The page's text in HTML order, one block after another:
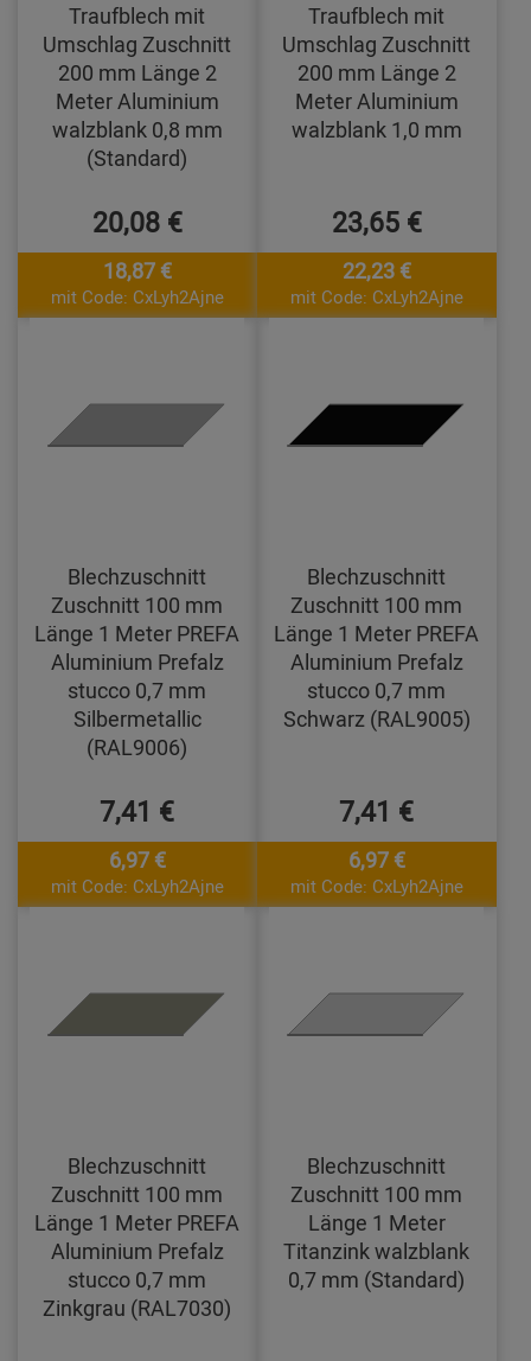
Traufblech mit
Umschlag Zuschnitt
200 mm Länge 2
Meter Aluminium
walzblank 0,8 mm
(Standard)
20,08 €
18,87 €
mit Code: CxLyh2Ajne
Traufblech mit
Umschlag Zuschnitt
200 mm Länge 2
Meter Aluminium
walzblank 1,0 mm
23,65 €
22,23 €
mit Code: CxLyh2Ajne
Blechzuschnitt
Zuschnitt 100 mm
Länge 1 Meter PREFA
Aluminium Prefalz
stucco 0,7 mm
Silbermetallic
(RAL9006)
7,41 €
6,97 €
mit Code: CxLyh2Ajne
Blechzuschnitt
Zuschnitt 100 mm
Länge 1 Meter PREFA
Aluminium Prefalz
stucco 0,7 mm
Schwarz (RAL9005)
7,41 €
6,97 €
mit Code: CxLyh2Ajne
Blechzuschnitt
Zuschnitt 100 mm
Länge 1 Meter PREFA
Aluminium Prefalz
stucco 0,7 mm
Zinkgrau (RAL7030)
Blechzuschnitt
Zuschnitt 100 mm
Länge 1 Meter
Titanzink walzblank
0,7 mm (Standard)